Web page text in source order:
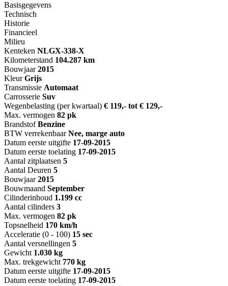
Basisgegevens
Technisch
Historie
Financieel
Milieu
Kenteken NLGX-338-X
Kilometerstand 104.287 km
Bouwjaar 2015
Kleur Grijs
Transmissie Automaat
Carrosserie Suv
Wegenbelasting (per kwartaal) € 119,- tot € 129,-
Max. vermogen 82 pk
Brandstof Benzine
BTW verrekenbaar Nee, marge auto
Datum eerste uitgifte 17-09-2015
Datum eerste toelating 17-09-2015
Aantal zitplaatsen 5
Aantal Deuren 5
Bouwjaar 2015
Bouwmaand September
Cilinderinhoud 1.199 cc
Aantal cilinders 3
Max. vermogen 82 pk
Topsnelheid 170 km/h
Acceleratie (0 - 100) 15 sec
Aantal versnellingen 5
Gewicht 1.030 kg
Max. trekgewicht 770 kg
Datum eerste uitgifte 17-09-2015
Datum eerste toelating 17-09-2015